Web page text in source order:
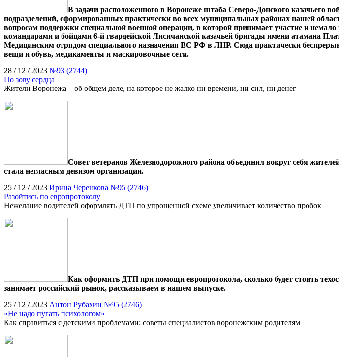
В задачи расположенного в Воронеже штаба Северо-Донского казачьего
подразделений, сформированных практически во всех муниципальных районах нашей
вопросам поддержки специальной военной операции, в которой принимает участие и
командирами и бойцами 6-й гвардейской Лисичанской казачьей бригады имени атамана
Медицинским отрядом специального назначения ВС РФ в ЛНР. Сюда практически
вещи и обувь, медикаменты и маскировочные сети.
28 / 12 / 2023 №93 (2744)
По зову сердца
Жители Воронежа – об общем деле, на которое не жалко ни времени, ни сил, ни денег
Совет ветеранов Железнодорожного района объединил вокруг себя
стала негласным девизом организации.
25 / 12 / 2023 Ирина Черенкова №95 (2746)
Разойтись по европротоколу
Нежелание водителей оформлять ДТП по упрощенной схеме увеличивает количество пробок
Как оформить ДТП при помощи европротокола, сколько будет стоить
занимает российский рынок, рассказываем в нашем выпуске.
25 / 12 / 2023 Антон Рубахин №95 (2746)
«Не надо пугать психологом»
Как справиться с детскими проблемами: советы специалистов воронежским родителям